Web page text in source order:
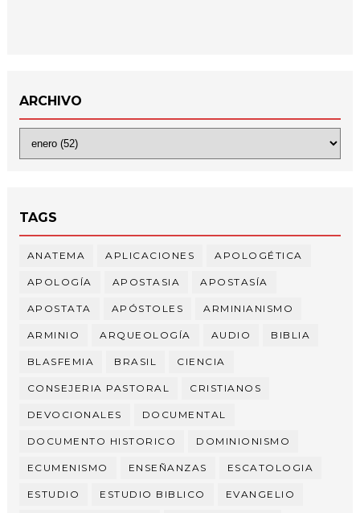
ARCHIVO
TAGS
ANATEMA APLICACIONES APOLOGÉTICA
APOLOGÍA APOSTASIA APOSTASÍA
APOSTATA APÓSTOLES ARMINIANISMO
ARMINIO ARQUEOLOGÍA AUDIO BIBLIA
BLASFEMIA BRASIL CIENCIA
CONSEJERIA PASTORAL CRISTIANOS
DEVOCIONALES DOCUMENTAL
DOCUMENTO HISTORICO DOMINIONISMO
ECUMENISMO ENSEÑANZAS ESCATOLOGIA
ESTUDIO ESTUDIO BIBLICO EVANGELIO